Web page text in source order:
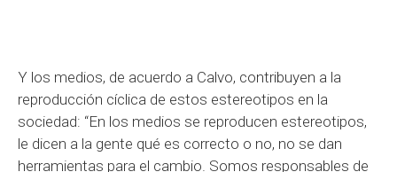
Y los medios, de acuerdo a Calvo, contribuyen a la
reproducción cíclica de estos estereotipos en la
sociedad: “En los medios se reproducen estereotipos,
le dicen a la gente qué es correcto o no, no se dan
herramientas para el cambio. Somos responsables de